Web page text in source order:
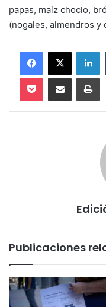
papas, maíz choclo,
(nogales, almendros y
Facebook
X
Pocket Compartir via email
Publicaciones